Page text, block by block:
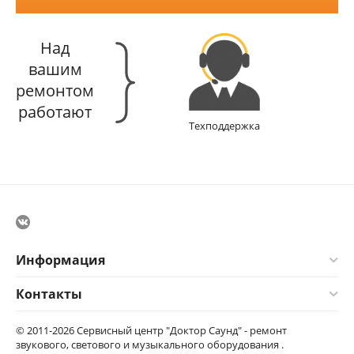
Над
вашим
ремонтом
работают
Техподдержка
Информация
Контакты
© 2011-2026 Сервисный центр "Доктор Саунд" - ремонт
звукового, светового и музыкального оборудования .